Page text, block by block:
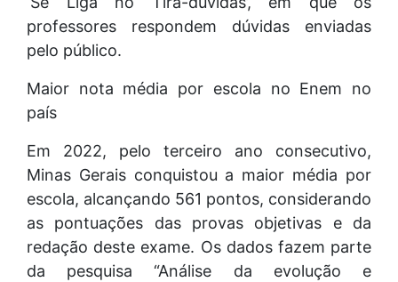
professores respondem dúvidas enviadas
pelo público.
Maior nota média por escola no Enem no
país
Em 2022, pelo terceiro ano consecutivo,
Minas Gerais conquistou a maior média por
escola, alcançando 561 pontos, considerando
as pontuações das provas objetivas e da
redação deste exame. Os dados fazem parte
da pesquisa “Análise da evolução e